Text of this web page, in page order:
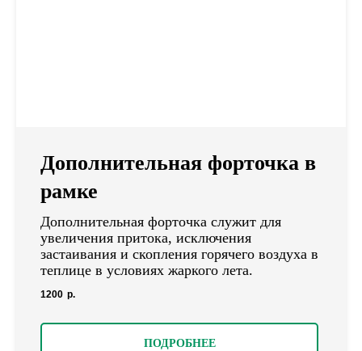
Дополнительная форточка в
рамке
Дополнительная форточка служит для
увеличения притока, исключения
застаивания и скопления горячего воздуха в
теплице в условиях жаркого лета.
1200 р.
ПОДРОБНЕЕ